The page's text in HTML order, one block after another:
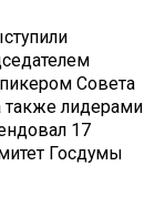
Совета
также лидерами
17
Госдумы